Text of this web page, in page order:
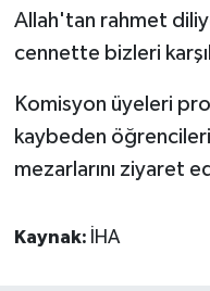
Allah'tan rahmet
cennette bizleri
Komisyon üyeleri
kaybeden
mezarlarını ziyaret
Kaynak: İHA